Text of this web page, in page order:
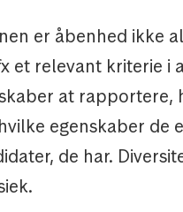
er åbenhed ikke
et relevant kriterie i
at rapportere,
egenskaber de
de har.